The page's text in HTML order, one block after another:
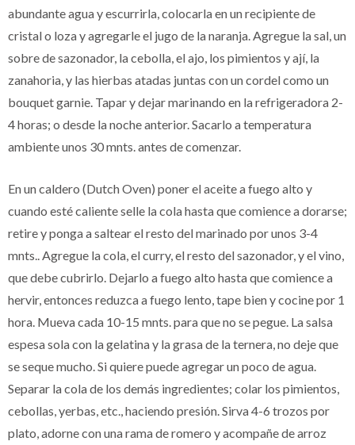
abundante agua y escurrirla, colocarla en un recipiente de
cristal o loza y agregarle el jugo de la naranja. Agregue la sal, un
sobre de sazonador, la cebolla, el ajo, los pimientos y ají, la
zanahoria, y las hierbas atadas juntas con un cordel como un
bouquet garnie. Tapar y dejar marinando en la refrigeradora 2-
4 horas; o desde la noche anterior. Sacarlo a temperatura
ambiente unos 30 mnts. antes de comenzar.
En un caldero (Dutch Oven) poner el aceite a fuego alto y
cuando esté caliente selle la cola hasta que comience a dorarse;
retire y ponga a saltear el resto del marinado por unos 3-4
mnts.. Agregue la cola, el curry, el resto del sazonador, y el vino,
que debe cubrirlo. Dejarlo a fuego alto hasta que comience a
hervir, entonces reduzca a fuego lento, tape bien y cocine por 1
hora. Mueva cada 10-15 mnts. para que no se pegue. La salsa
espesa sola con la gelatina y la grasa de la ternera, no deje que
se seque mucho. Si quiere puede agregar un poco de agua.
Separar la cola de los demás ingredientes; colar los pimientos,
cebollas, yerbas, etc., haciendo presión. Sirva 4-6 trozos por
plato, adorne con una rama de romero y acompañe de arroz